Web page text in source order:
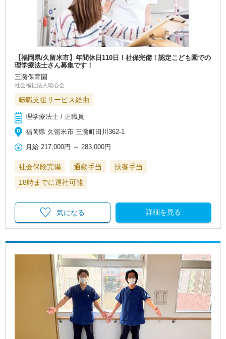
【福岡県/久留米市】年間休日110日！社保完備！認定こども園での
理学療法士さん募集です！
三潴保育園
社会福祉法人暁心会
転職支援サービス経由
理学療法士 / 正職員
福岡県 久留米市 三潴町田川362-1
月給 217,000円 ～283,000円
社会保険完備 通勤手当
扶養手当
18時までに退社可能
詳細を見る
気になる